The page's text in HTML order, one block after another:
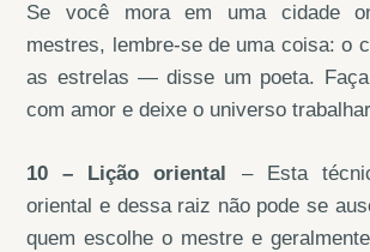
Se você mora em uma cidade
mestres, lembre-se de uma coisa: o
as estrelas — disse um poeta.
com amor e deixe o universo
10 – Lição oriental – Esta
oriental e dessa raiz não pode se
quem escolhe o mestre e